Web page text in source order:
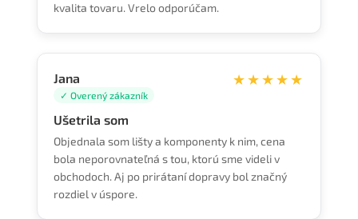
kvalita tovaru. Vrelo odporúčam.
Jana
✓ Overený zákazník
★★★★★
Ušetrila som
Objednala som lišty a komponenty k nim, cena
bola neporovnateľná s tou, ktorú sme videli v
obchodoch. Aj po prirátaní dopravy bol značný
rozdiel v úspore.